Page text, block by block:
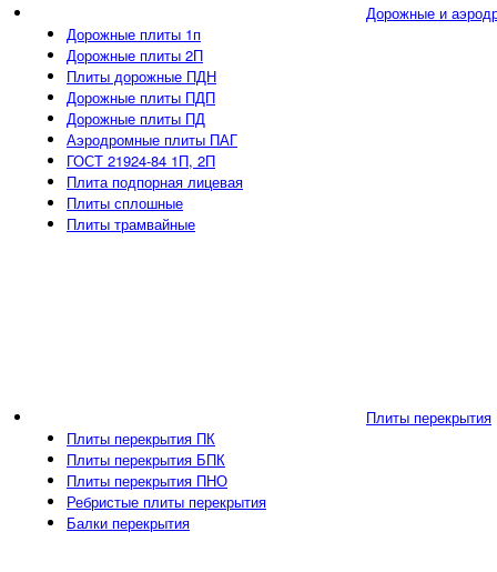
Дорожные и
Дорожные плиты 1п
Дорожные плиты 2П
Плиты дорожные ПДН
Дорожные плиты ПДП
Дорожные плиты ПД
Аэродромные плиты ПАГ
ГОСТ 21924-84 1П, 2П
Плита подпорная лицевая
Плиты сплошные
Плиты трамвайные
Плиты перекрытия
Плиты перекрытия ПК
Плиты перекрытия БПК
Плиты перекрытия ПНО
Ребристые плиты перекрытия
Балки перекрытия